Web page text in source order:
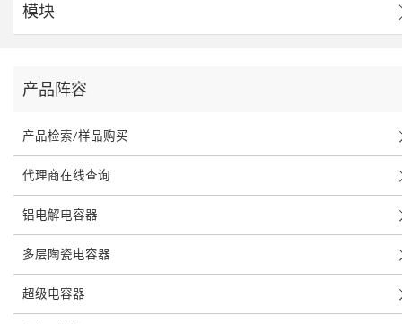
模块
产品阵容
产品检索/样品购买
代理商在线查询
铝电解电容器
多层陶瓷电容器
超级电容器